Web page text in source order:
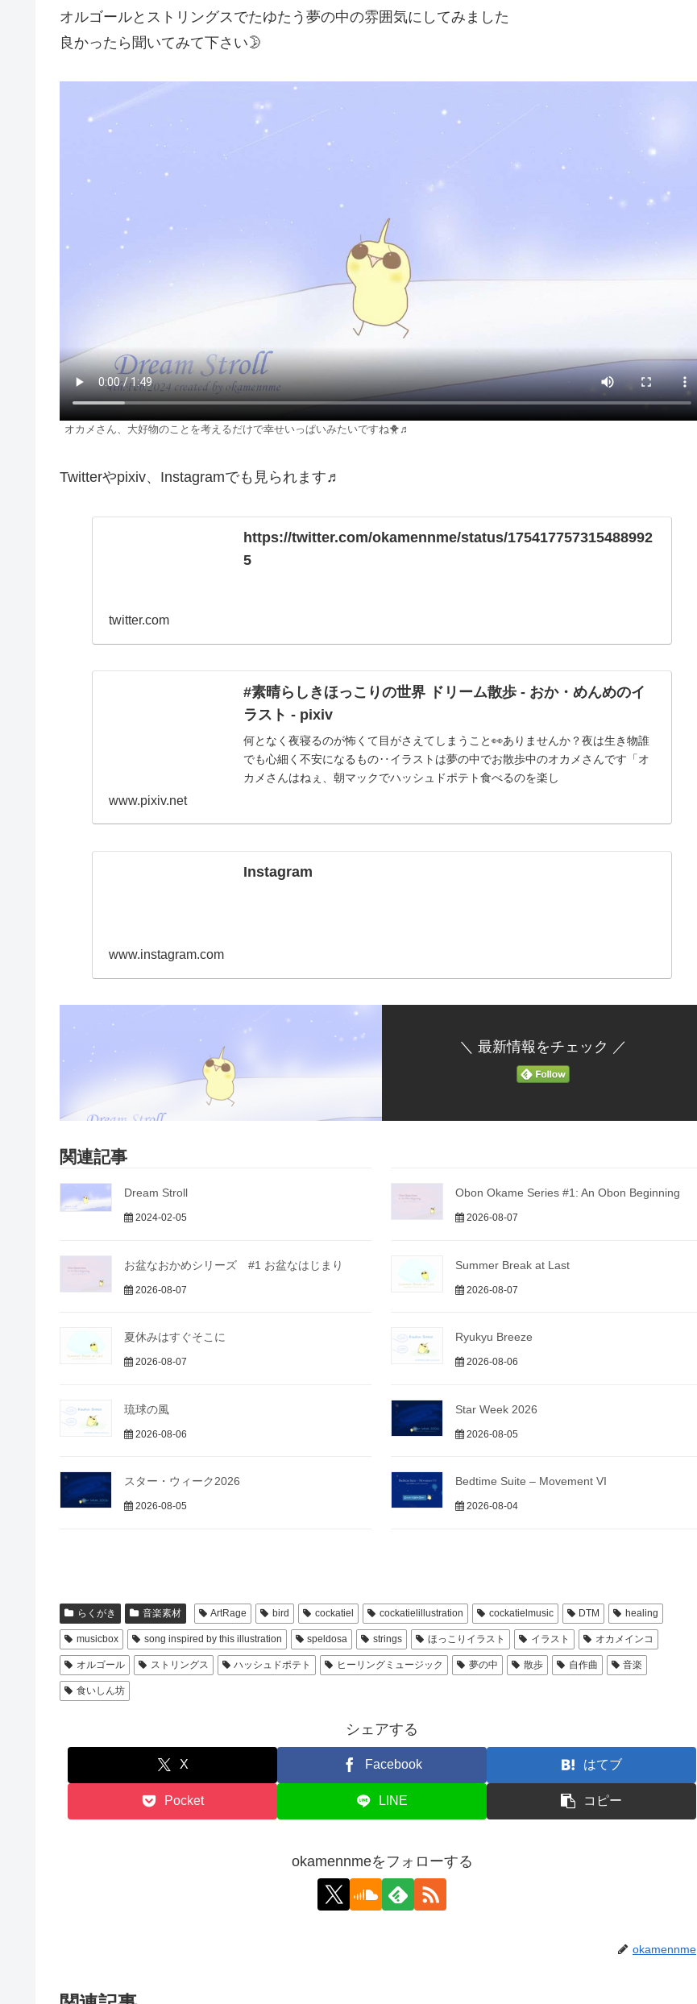
オルゴールとストリングスでたゆたう夢の中の雰囲気にしてみました
良かったら聞いてみて下さい🌛
オカメさん、大好物のことを考えるだけで幸せいっぱいみたいですね🐥♬
Twitterやpixiv、Instagramでも見られます♬
https://twitter.com/okamennme/status/175417757315488992
5
twitter.com
#素晴らしきほっこりの世界 ドリーム散歩 - おか・めんめのイ
ラスト - pixiv
何となく夜寝るのが怖くて目がさえてしまうこと👀ありませんか？夜は生き物誰
でも心細く不安になるもの‥イラストは夢の中でお散歩中のオカメさんです「オ
カメさんはねぇ、朝マックでハッシュドポテト食べるのを楽し
www.pixiv.net
Instagram
www.instagram.com
＼ 最新情報をチェック ／
関連記事
Dream Stroll
2024-02-05
Obon Okame Series #1: An Obon Beginning
2026-08-07
お盆なおかめシリーズ #1 お盆なはじまり
2026-08-07
Summer Break at Last
2026-08-07
夏休みはすぐそこに
2026-08-07
Ryukyu Breeze
2026-08-06
琉球の風
2026-08-06
Star Week 2026
2026-08-05
スター・ウィーク2026
2026-08-05
Bedtime Suite – Movement VI
2026-08-04
らくがき 音楽素材 ArtRage bird cockatiel cockatielillustration cockatielmusic DTM healing
musicbox song inspired by this illustration speldosa strings ほっこりイラスト イラスト オカメインコ
オルゴール ストリングス ハッシュドポテト ヒーリングミュージック 夢の中 散歩 自作曲 音楽
食いしん坊
シェアする
X Facebook はてブ
Pocket LINE コピー
okamennmeをフォローする
okamennme